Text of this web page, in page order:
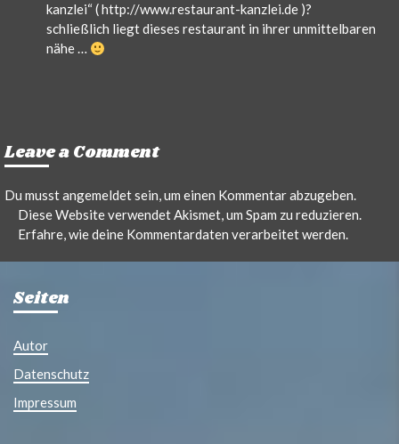
kanzlei“ (http://www.restaurant-kanzlei.de )?
schließlich liegt dieses restaurant in ihrer unmittelbaren
nähe …
Leave a Comment
Du musstangemeldetsein, um einen Kommentar abzugeben.
Diese Website verwendet Akismet, um Spam zu reduzieren.
Erfahre, wie deine Kommentardaten verarbeitet werden.
Seiten
Autor
Datenschutz
Impressum